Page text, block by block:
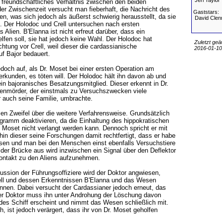
Verhältnis zwischen den beiden
Zwischenzeit versucht man fieberhaft, die Nachricht des
was sich jedoch als äußerst schwierig herausstellt, da sie
Der Holodoc und Crell untersuchen nach ersten
Alien. B'Elanna ist nicht erfreut darüber, dass ein
soll, sie hat jedoch keine Wahl. Der Holodoc hat
vor Crell, weil dieser die cardassianische
Bajor bedauert.
auf, als Dr. Moset bei einer ersten Operation am
es töten will. Der Holodoc hält ihn davon ab und
bajoranisches Besatzungsmitglied. Dieser erkennt in Dr.
der einstmals zu Versuchszwecken viele
auch seine Familie, umbrachte.
Zweifel über die weitere Verfahrensweise. Grundsätzlich
deaktivieren, da die Einhaltung des hippokratischen
nicht verlangt werden kann. Dennoch spricht er mit
dieser seine Forschungen damit rechtfertigt, dass er habe
und man bei den Menschen einst ebenfalls Versuchstiere
Brücke aus wird inzwischen ein Signal über den Deflektor
zu den Aliens aufzunehmen.
der Führungsoffiziere wird der Doktor angwiesen,
und dessen Erkenntnissen B'Elanna und das Wesen
Dabei versucht der Cardassianer jedoch erneut, das
Doktor muss ihn unter Androhung der Löschung davon
Schiff erscheint und nimmt das Wesen schließlich mit.
ist jedoch verärgert, dass ihr von Dr. Moset geholfen
Gaststars:
David
Zuletzt
2016-01-